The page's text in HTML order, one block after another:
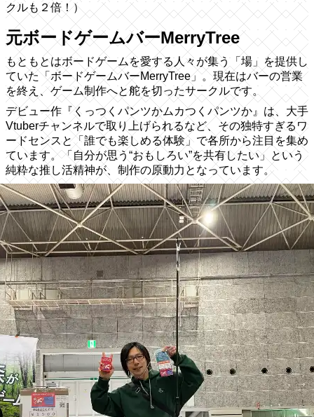
クルも２倍！）
元ボードゲームバーMerryTree
もともとはボードゲームを愛する人々が集う「場」を提供し
ていた「ボードゲームバーMerryTree」。現在はバーの営業
を終え、ゲーム制作へと舵を切ったサークルです。
デビュー作『くっつくパンツかムカつくパンツか』は、大手
Vtuberチャンネルで取り上げられるなど、その独特すぎるワ
ードセンスと「誰でも楽しめる体験」で各所から注目を集め
ています。「自分が思う“おもしろい”を共有したい」という
純粋な推し活精神が、制作の原動力となっています。